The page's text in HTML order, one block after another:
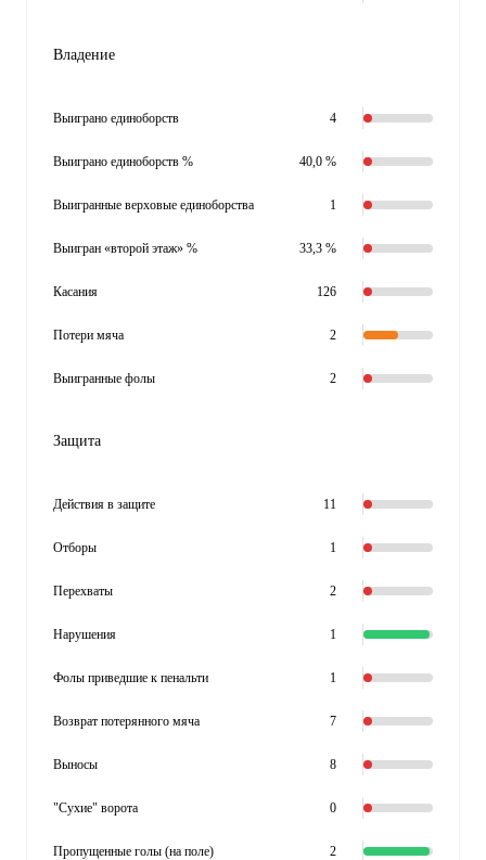
Владение
Выиграно единоборств 4
Выиграно единоборств % 40,0 %
Выигранные верховые единоборства 1
Выигран «второй этаж» % 33,3 %
Касания 126
Потери мяча 2
Выигранные фолы 2
Защита
Действия в защите 11
Отборы 1
Перехваты 2
Нарушения 1
Фолы приведшие к пенальти 1
Возврат потерянного мяча 7
Выносы 8
"Сухие" ворота 0
Пропущенные голы (на поле) 2